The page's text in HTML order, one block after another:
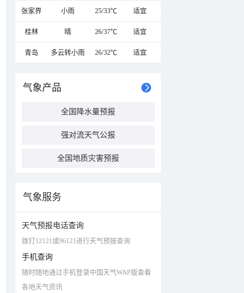
张家界 小雨 25/33℃ 适宜
桂林 晴 26/37℃ 适宜
青岛 多云转小雨 26/32℃ 适宜
气象产品
全国降水量预报
强对流天气公报
全国地质灾害预报
气象服务
天气预报电话查询
拨打12121或96121进行天气预报查询
手机查询
随时随地通过手机登录中国天气WAP版查看
各地天气资讯